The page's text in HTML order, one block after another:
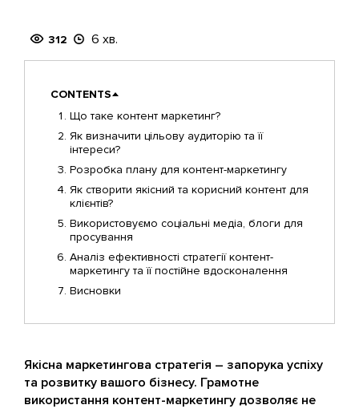
312 6 хв.
CONTENTS
Що таке контент маркетинг?
Як визначити цільову аудиторію та її
інтереси?
Розробка плану для контент-маркетингу
Як створити якісний та корисний контент для
клієнтів?
Використовуємо соціальні медіа, блоги для
просування
Аналіз ефективності стратегії контент-
маркетингу та її постійне вдосконалення
Висновки
Якісна маркетингова стратегія – запорука успіху
та розвитку вашого бізнесу. Грамотне
використання контент-маркетингу дозволяє не